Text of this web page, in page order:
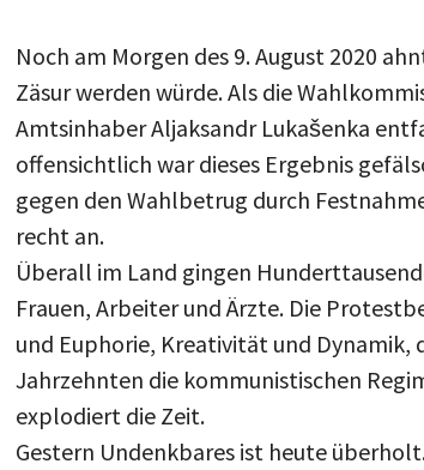
Noch am Morgen des 9. August 2020
Zäsur werden würde. Als die
Amtsinhaber Aljaksandr Lukašenka
offensichtlich war dieses Ergebnis
gegen den Wahlbetrug durch
recht an.
Überall im Land gingen
Frauen, Arbeiter und Ärzte. Die
und Euphorie, Kreativität und Dynamik,
Jahrzehnten die kommunistischen
explodiert die Zeit.
Gestern Undenkbares ist heute